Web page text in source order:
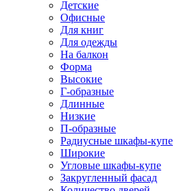
Детские
Офисные
Для книг
Для одежды
На балкон
Форма
Высокие
Г-образные
Длинные
Низкие
П-образные
Радиусные шкафы-купе
Широкие
Угловые шкафы-купе
Закругленный фасад